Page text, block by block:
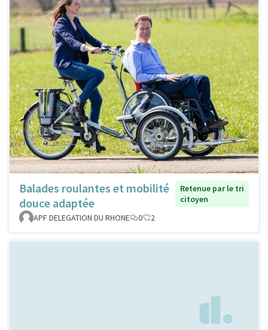
Balades roulantes et mobilité
douce adaptée
Retenue par le tri
citoyen
APF DELEGATION DU RHONE
0 2